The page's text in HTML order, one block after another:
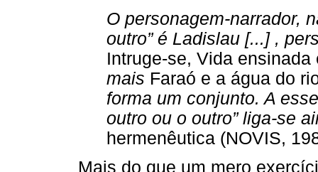
O personagem-narrador,
outro” é Ladislau [...] ,
Intruge-se, Vida ensinada
mais Faraó e a água do
forma um conjunto. A
outro ou o outro” liga-se
hermenêutica (NOVIS,
Mais do que um mero